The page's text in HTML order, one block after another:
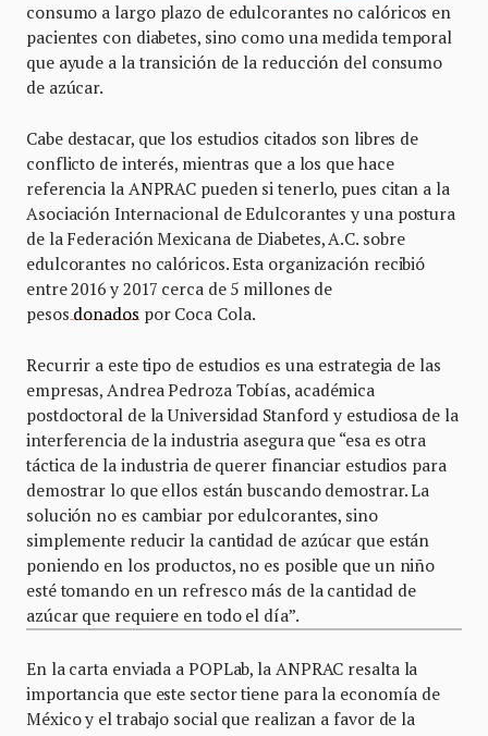
consumo a largo plazo de edulcorantes no calóricos en
pacientes con diabetes, sino como una medida temporal
que ayude a la transición de la reducción del consumo
de azúcar.
Cabe destacar, que los estudios citados son libres de
conflicto de interés, mientras que a los que hace
referencia la ANPRAC pueden si tenerlo, pues citan a la
Asociación Internacional de Edulcorantes y una postura
de la Federación Mexicana de Diabetes, A.C. sobre
edulcorantes no calóricos. Esta organización recibió
entre 2016 y 2017 cerca de 5 millones de
pesos donadospor Coca Cola.
Recurrir a este tipo de estudios es una estrategia de las
empresas, Andrea Pedroza Tobías, académica
postdoctoral de la Universidad Stanford y estudiosa de la
interferencia de la industria asegura que “esa es otra
táctica de la industria de querer financiar estudios para
demostrar lo que ellos están buscando demostrar. La
solución no es cambiar por edulcorantes, sino
simplemente reducir la cantidad de azúcar que están
poniendo en los productos, no es posible que un niño
esté tomando en un refresco más de la cantidad de
azúcar que requiere en todo el día”.
En la carta enviada a POPLab, la ANPRAC resalta la
importancia que este sector tiene para la economía de
México y el trabajo social que realizan a favor de la